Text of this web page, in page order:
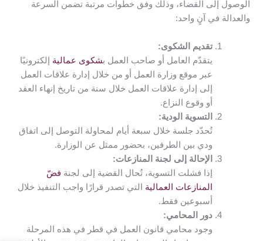
الوصول إلى القضاء، وذلك وفق خطوات مرتبة تضمن السرعة
والعدالة في آنٍ واحد:
تقديم الشكوى:
يتقدّم العامل أو صاحب العمل بشكوى عمالية إلكترونيًا
عبر موقع وزارة العمل أو من خلال إدارة علاقات العمل
إلى إدارة علاقات العمل خلال سنة من تاريخ إنهاء العقد
أو وقوع النزاع.
التسوية الودية:
تُحدّد جلسة خلال سبعة أيام لمحاولة التوصل إلى اتفاق
ودي بين الطرفين، بحضور ممثل عن الوزارة.
الإحالة إلى لجنة المنازعات:
إذا فشلت التسوية، تُحال القضية إلى لجنة فضّ
المنازعات العمالية التي تصدر قرارًا واجب التنفيذ خلال
أسبوعين فقط.
دور المحامي:
وجود محامي قانون العمل في قطر في هذه المرحلة